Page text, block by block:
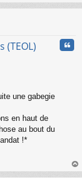
au
(TEOL)
une gabegie
en haut de
au bout du
!*
au